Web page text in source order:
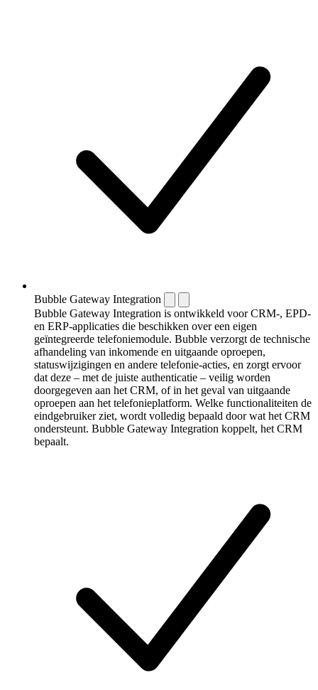
Bubble Gateway Integration
Bubble Gateway Integration is ontwikkeld voor CRM-, EPD-
en ERP-applicaties die beschikken over een eigen
geïntegreerde telefoniemodule. Bubble verzorgt de technische
afhandeling van inkomende en uitgaande oproepen,
statuswijzigingen en andere telefonie-acties, en zorgt ervoor
dat deze – met de juiste authenticatie – veilig worden
doorgegeven aan het CRM, of in het geval van uitgaande
oproepen aan het telefonieplatform. Welke functionaliteiten de
eindgebruiker ziet, wordt volledig bepaald door wat het CRM
ondersteunt. Bubble Gateway Integration koppelt, het CRM
bepaalt.